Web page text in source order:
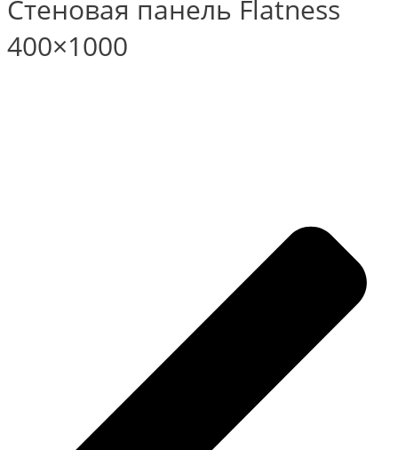
Стеновая панель Flatness
400×1000